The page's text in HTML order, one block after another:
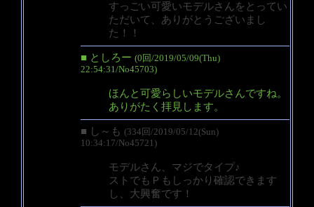
すっごい可愛いモデルさんをとってい
ただいて、ありがとうございまし
た！！
■ としろー (0回/2019/05/09(Thu)
22:54:31/No45703)
ほんと可愛らしいモデルさんですね。
ありがたく拝見します。
■ し～も (334回/2019/05/12(Sun)
10:34:17/No45721)
モデルさん、マジでタイプ♪
ストでもＰもしっかり確認できます
し、大興奮です！